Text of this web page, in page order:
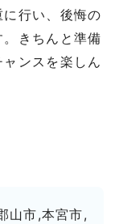
行い、後悔の
きちんと準備
ンスを楽しん
山市,本宮市,